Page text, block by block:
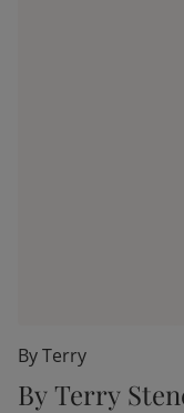
By Terry
By Terry